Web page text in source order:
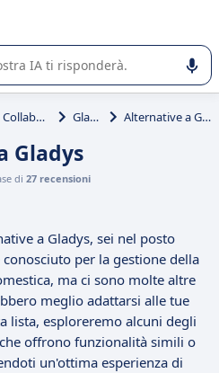
o nella scelta di un
Piattaforma Collaborativa Gladys Alternative a Gladys
Gladys
di 27 recensioni
a Gladys, sei nel posto
per la gestione della
ma ci sono molte altre
meglio adattarsi alle tue
lista, esploreremo alcuni degli
offrono funzionalità simili o
un'ottima esperienza di